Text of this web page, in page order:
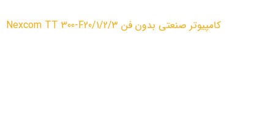
کامپیوتر صنعتی بدون فن Nexcom TT 300-F20/1/2/3